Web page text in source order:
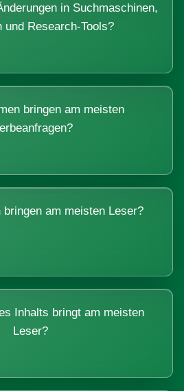
in Suchmaschinen,
und Research-Tools?
bringen am meisten
bringen am meisten Leser?
Inhalts bringt am meisten
Leser?